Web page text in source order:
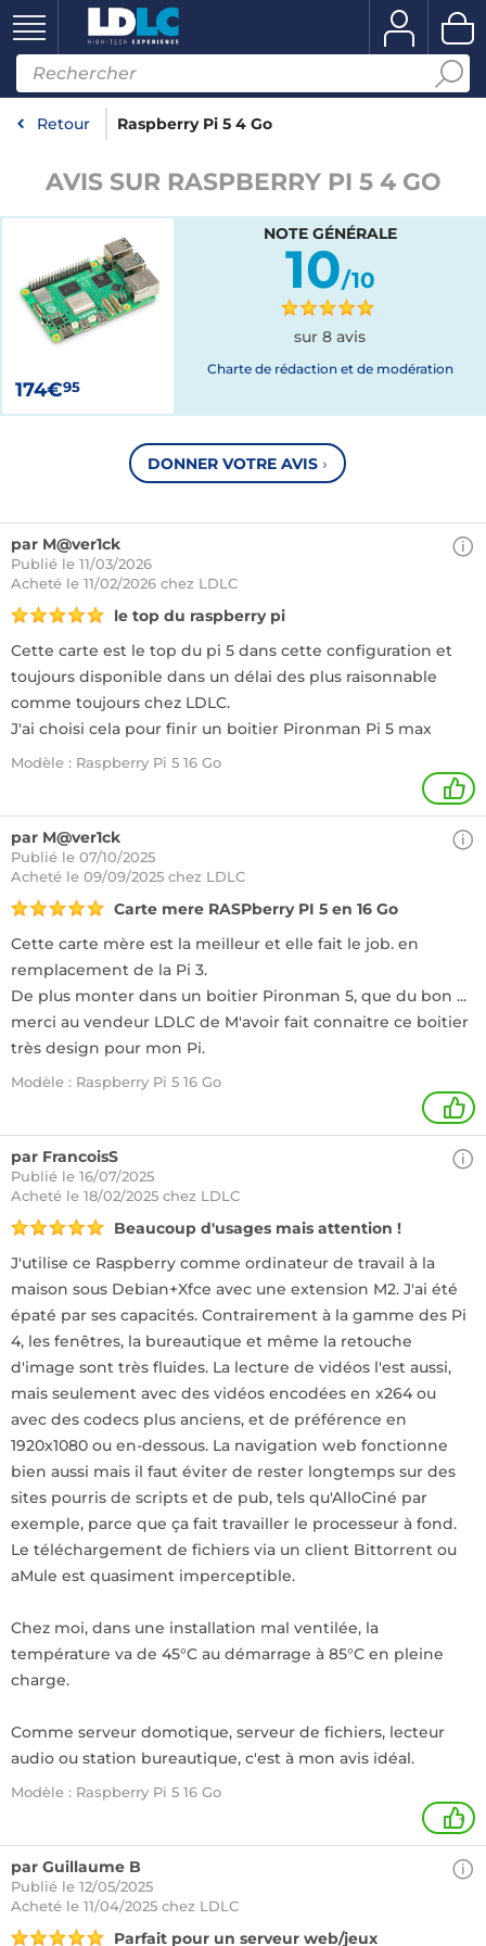
Retour Raspberry Pi 5 4 Go
AVIS SUR RASPBERRY PI 5 4 GO
174€95
NOTE GÉNÉRALE
10/10
sur 8 avis
Charte de rédaction et de modération
DONNER VOTRE AVIS ›
par M@ver1ck
Publié le 11/03/2026
Acheté le 11/02/2026 chez LDLC
le top du raspberry pi
Cette carte est le top du pi 5 dans cette configuration et
toujours disponible dans un délai des plus raisonnable
comme toujours chez LDLC.
J'ai choisi cela pour finir un boitier Pironman Pi 5 max
Modèle : Raspberry Pi 5 16 Go
1
par M@ver1ck
Publié le 07/10/2025
Acheté le 09/09/2025 chez LDLC
Carte mere RASPberry PI 5 en 16 Go
Cette carte mère est la meilleur et elle fait le job. en
remplacement de la Pi 3.
De plus monter dans un boitier Pironman 5, que du bon ...
merci au vendeur LDLC de M'avoir fait connaitre ce boitier
très design pour mon Pi.
Modèle : Raspberry Pi 5 16 Go
1
par FrancoisS
Publié le 16/07/2025
Acheté le 18/02/2025 chez LDLC
Beaucoup d'usages mais attention !
J'utilise ce Raspberry comme ordinateur de travail à la
maison sous Debian+Xfce avec une extension M2. J'ai été
épaté par ses capacités. Contrairement à la gamme des Pi
4, les fenêtres, la bureautique et même la retouche
d'image sont très fluides. La lecture de vidéos l'est aussi,
mais seulement avec des vidéos encodées en x264 ou
avec des codecs plus anciens, et de préférence en
1920x1080 ou en-dessous. La navigation web fonctionne
bien aussi mais il faut éviter de rester longtemps sur des
sites pourris de scripts et de pub, tels qu'AlloCiné par
exemple, parce que ça fait travailler le processeur à fond.
Le téléchargement de fichiers via un client Bittorrent ou
aMule est quasiment imperceptible.
Chez moi, dans une installation mal ventilée, la
température va de 45°C au démarrage à 85°C en pleine
charge.
Comme serveur domotique, serveur de fichiers, lecteur
audio ou station bureautique, c'est à mon avis idéal.
Modèle : Raspberry Pi 5 16 Go
+
par Guillaume B
Publié le 12/05/2025
Acheté le 11/04/2025 chez LDLC
Parfait pour un serveur web/jeux